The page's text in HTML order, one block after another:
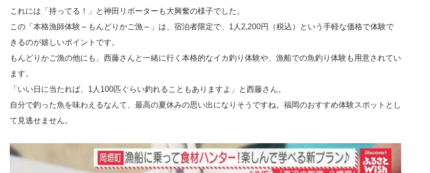
これには「持ってる！」と神田リポーターも大興奮の様子でした。
この「本格漁師体験～もんどりかご漁～」は、宿泊者限定で、1人2,200円（税込）という手軽な価格で体験で
きるのが嬉しいポイントです。
もんどりかご漁の他にも、西藤さんと一緒に行く本格的なイカ釣り体験や、漁船での魚釣り体験も用意されてい
ます。
「いい日に当たれば、1人100匹ぐらい釣れることもありますよ」と西藤さん。
自分で釣った魚を味わえるなんて、最高の夏休みの思い出になりそうですね。福岡のおすすめ体験スポットとし
て見逃せません。